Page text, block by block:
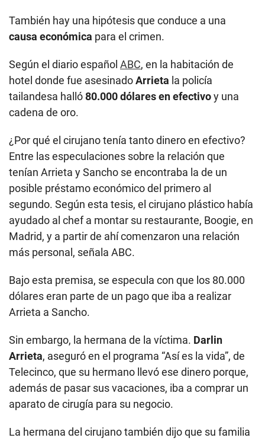
También hay una hipótesis que conduce a una
causa económica para el crimen.
Según el diario español ABC, en la habitación de
hotel donde fue asesinadoArrieta la policía
tailandesa halló80.000 dólares en efectivoy una
cadena de oro.
¿Por qué el cirujano tenía tanto dinero en efectivo?
Entre las especulaciones sobre la relación que
tenían Arrieta y Sancho se encontraba la de un
posible préstamo económico del primero al
segundo. Según esta tesis, el cirujano plástico había
ayudado al chef a montar su restaurante, Boogie, en
Madrid, y a partir de ahí comenzaron una relación
más personal, señala ABC.
Bajo esta premisa, se especula con que los 80.000
dólares eran parte de un pago que iba a realizar
Arrieta a Sancho.
Sin embargo, la hermana de la víctima. Darlin
Arrieta, aseguró en el programa “Así es la vida”, de
Telecinco, que su hermano llevó ese dinero porque,
además de pasar sus vacaciones, iba a comprar un
aparato de cirugía para su negocio.
La hermana del cirujano también dijo que su familia